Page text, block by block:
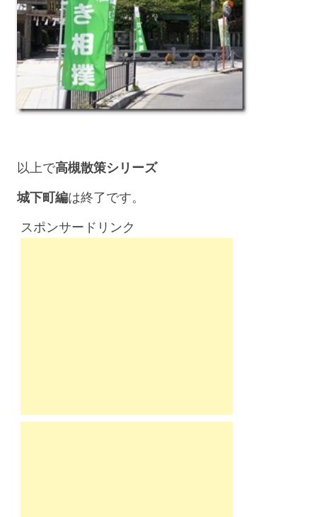
以上で高槻散策シリーズ
城下町編は終了です。
スポンサードリンク